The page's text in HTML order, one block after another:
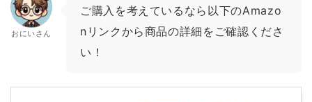
おにいさん
ご購入を考えているなら以下のAmazo
nリンクから商品の詳細をご確認くださ
い！